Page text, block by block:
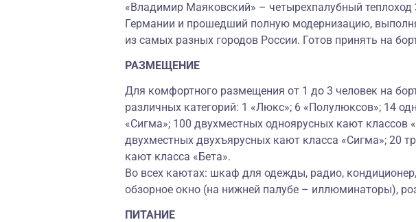
«Владимир Маяковский» – четырехпалубный теплоход
Германии и прошедший полную модернизацию,
из самых разных городов России. Готов принять на
РАЗМЕЩЕНИЕ
Для комфортного размещения от 1 до 3 человек на
различных категорий: 1 «Люкс»; 6 «Полулюксов»; 14
«Сигма»; 100 двухместных одноярусных кают классов
двухместных двухъярусных кают класса «Сигма»; 20
кают класса «Бета».
Во всех каютах: шкаф для одежды, радио,
обзорное окно (на нижней палубе – иллюминаторы),
ПИТАНИЕ